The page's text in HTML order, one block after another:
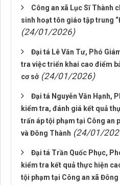
Công an xã Lục Sĩ Thành
sinh hoạt tôn giáo tập trung
(24/01/2026)
Đại tá Lê Văn Tư, Phó
tra việc triển khai cao điểm
cơ sở (24/01/2026)
Đại tá Nguyễn Văn Hạnh,
kiểm tra, đánh giá kết quả
trấn áp tội phạm tại Công an
và Đông Thành (24/01/
Đại tá Trần Quốc Phục,
kiểm tra kết quả thực hiện
tội phạm tại Công an xã Đông